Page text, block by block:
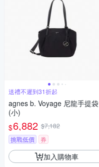
送禮不遲到31折起
agnes b. Voyage 尼龍手提袋
(小)
$6,882 $7,182
挑戰低價
券
加入購物車